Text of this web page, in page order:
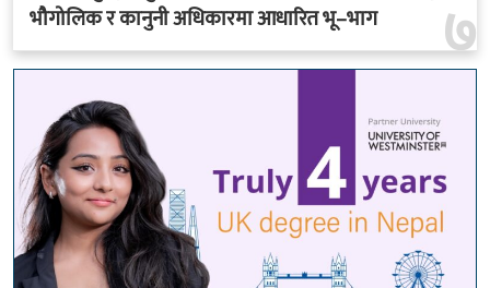
७
भौगोलिक र कानुनी अधिकारमा आधारित भू–भाग